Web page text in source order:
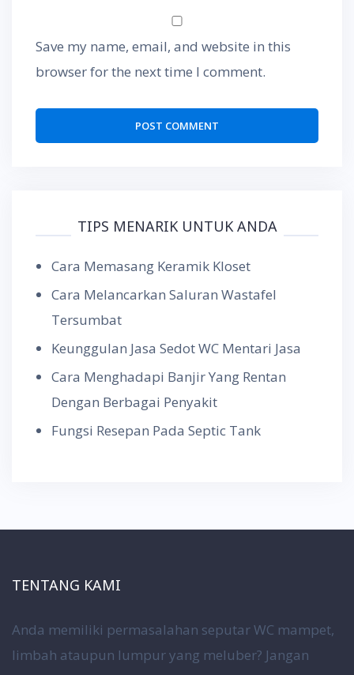
Save my name, email, and website in this
browser for the next time I comment.
TIPS MENARIK UNTUK ANDA
Cara Memasang Keramik Kloset
Cara Melancarkan Saluran Wastafel
Tersumbat
Keunggulan Jasa Sedot WC Mentari Jasa
Cara Menghadapi Banjir Yang Rentan
Dengan Berbagai Penyakit
Fungsi Resepan Pada Septic Tank
TENTANG KAMI
Anda memiliki permasalahan seputar WC mampet,
limbah ataupun lumpur yang meluber? Jangan